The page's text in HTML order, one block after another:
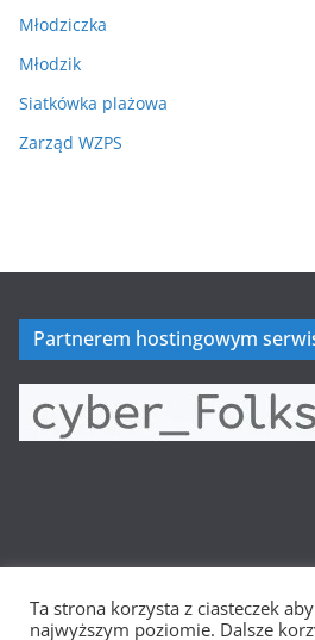
Młodziczka
Młodzik
Siatkówka plażowa
Zarząd WZPS
Partnerem hostingowym
Prawa autorskie © 2026
Ta strona korzysta z ciasteczek
najwyższym poziomie. Dalsze